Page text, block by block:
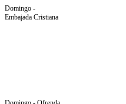
Domingo -
Embajada Cristiana